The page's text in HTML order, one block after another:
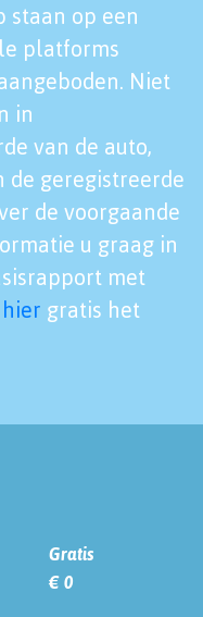
staan op een
platforms
Niet
in
van de auto,
geregistreerde
de voorgaande
u graag in
met
hier gratis het
Gratis
€ 0